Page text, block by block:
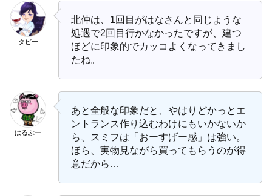
タビー
北仲は、1回目がはなさんと同じような
処遇で2回目行かなかったですが、建つ
ほどに印象的でカッコよくなってきまし
たね。
はるぶー
あと全般な印象だと、やはりどかっとエ
ントランス作り込むわけにもいかないか
ら、スミフは「おーすげー感」は強い。
ほら、実物見ながら買ってもらうのが得
意だから…